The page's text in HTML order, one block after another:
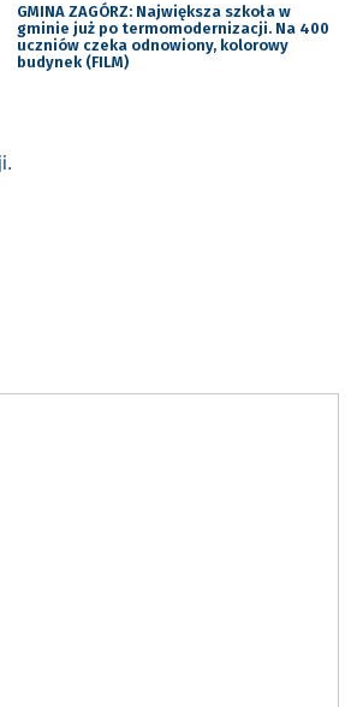
GMINA ZAGÓRZ: Największa szkoła w
gminie już po termomodernizacji. Na 400
uczniów czeka odnowiony, kolorowy
budynek (FILM)